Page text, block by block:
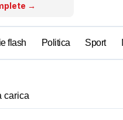
→
flash Politica Sport
carica